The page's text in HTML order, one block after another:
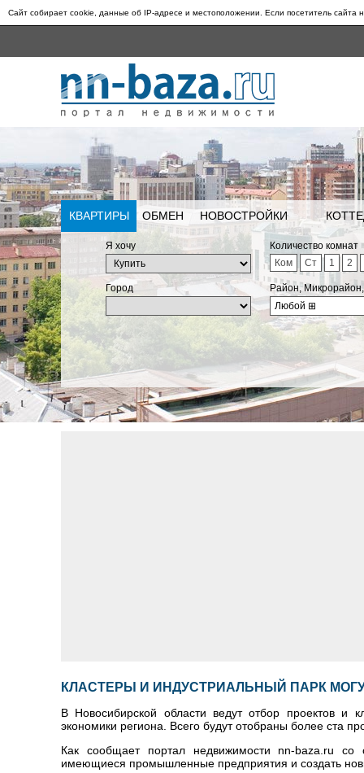
Сайт собирает cookie, данные об IP-адресе и местоположении. Если посетитель сайта
КВАРТИРЫ ОБМЕН НОВОСТРОЙКИ
Я хочу
Количество комнат
Ком
Ст 1 2
Город
Район,
Любой ⊞
КЛАСТЕРЫ И ИНДУСТРИАЛЬНЫЙ ПАРК
В Новосибирской области ведут отбор проектов и
экономики региона. Всего будут отобраны более ста
Как сообщает портал недвижимости nn-baza.ru со
имеющиеся промышленные предприятия и создать